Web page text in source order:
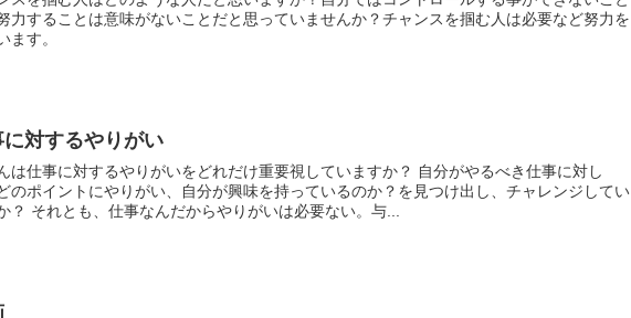
力することは意味がないことだと思っていませんか？チャンスを掴む人は必要など努力を
ます。
に対するやりがい
仕事に対するやりがいをどれだけ重要視していますか？ 自分がやるべき仕事に対し
のポイントにやりがい、自分が興味を持っているのか？を見つけ出し、チャレンジしてい
ますか？ それとも、仕事なんだからやりがいは必要ない。与...